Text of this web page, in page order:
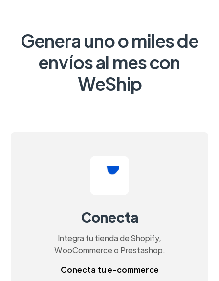
Genera uno o miles de
envíos al mes con
WeShip
Conecta
Integra tu tienda de Shopify,
WooCommerce o Prestashop.
Conecta tu e-commerce